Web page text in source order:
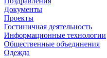
Документы
Проекты
Гостиничная деятельность
Информационные технологии
Общественные объединения
Одежда